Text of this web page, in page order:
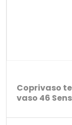
Coprivaso
vaso 46